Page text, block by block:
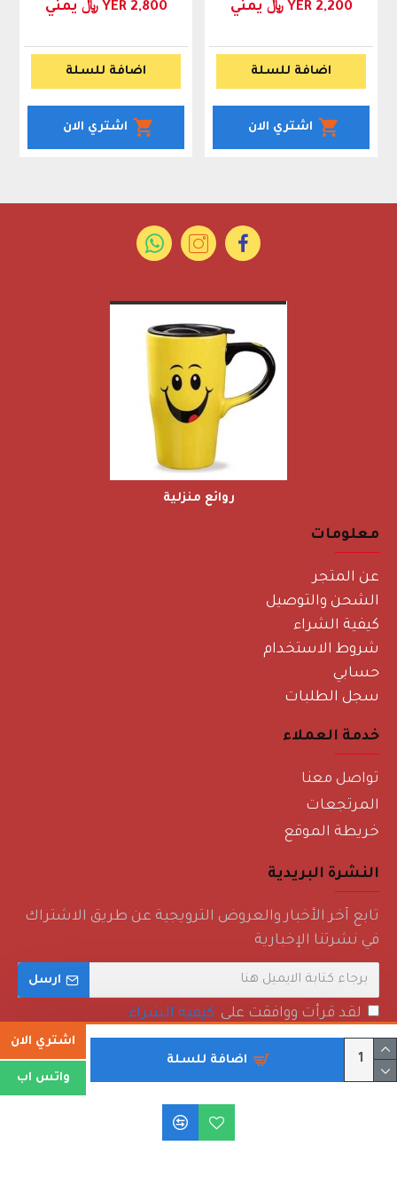
اضافة للسلة
اشتري الان
واتس اب
YER 2,200 ﷼ يمني
اضافة للسلة
اشتري الان
YER 2,800 ﷼ يمني
اضافة للسلة
اشتري الان
روائع منزلية
معلومات
عن المتجر
الشحن والتوصيل
كيفية الشراء
شروط الاستخدام
حسابي
سجل الطلبات
خدمة العملاء
تواصل معنا
المرتجعات
خريطة الموقع
النشرة البريدية
تابع آخر الأخبار والعروض الترويجية عن طريق الاشتراك
في نشرتنا الإخبارية
ارسل
لقد قرأت ووافقت على كيفية الشراء